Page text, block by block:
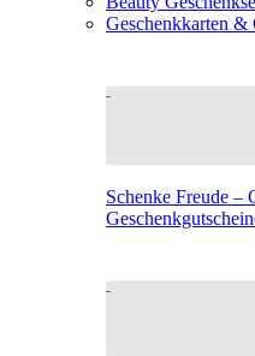
Geschenkkarten &
Schenke Freude –